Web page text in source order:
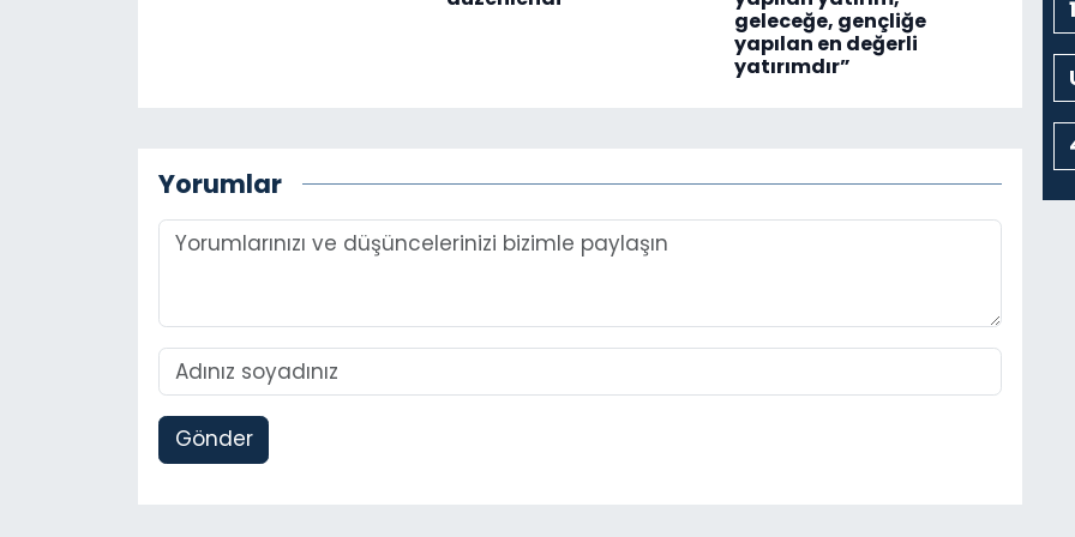
geleceğe, gençliğe
yapılan en değerli
yatırımdır”
Yorumlar
Gönder